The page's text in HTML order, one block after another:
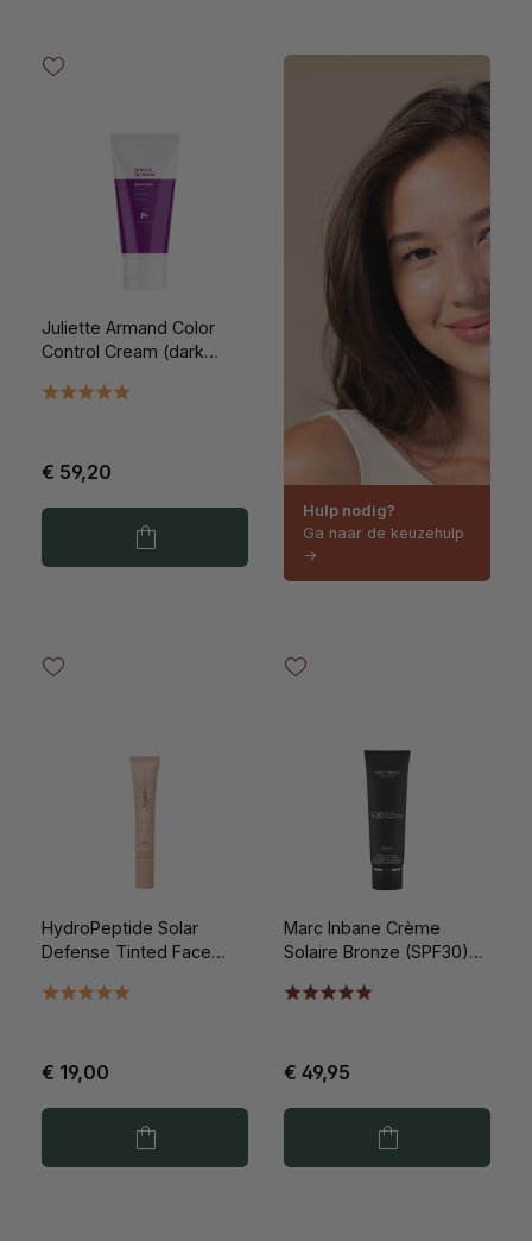
Juliette Armand Color
Control Cream (dark
€ 59,20
Hulp nodig?
Ga naar de keuzehulp
->
HydroPeptide Solar
Defense Tinted Face
€ 19,00
Marc Inbane Crème
Solaire Bronze (SPF30)
€ 49,95